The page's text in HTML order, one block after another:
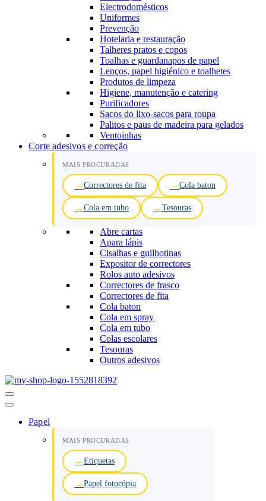
Electrodomésticos
Uniformes
Prevenção
Hotelaria e restauração
Talheres pratos e copos
Toalhas e guardanapos de papel
Lenços, papel higiénico e toalhetes
Produtos de limpeza
Higiene, manutenção e catering
Purificadores
Sacos do lixo-sacos para roupa
Palitos e paus de madeira para gelados
Ventoinhas
Corte adesivos e correção
MAIS PROCURADAS
Correctores de fita Cola baton
Cola em tubo Tesouras
Abre cartas
Apara lápis
Cisalhas e guilhotinas
Expositor de correctores
Rolos auto adesivos
Correctores de frasco
Correctores de fita
Cola baton
Cola em spray
Cola em tubo
Colas escolares
Tesouras
Outros adesivos
Menu
de
Papel
MAIS PROCURADAS
Etiquetas
Papel fotocópia